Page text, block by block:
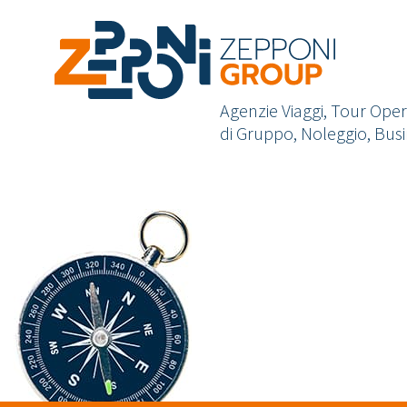
Agenzie Viaggi, Tour
di Gruppo, Noleggio,